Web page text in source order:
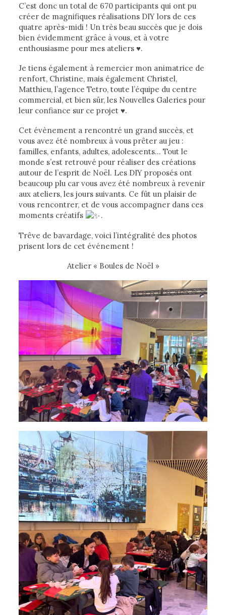
C’est donc un total de 670 participants qui ont pu
créer de magnifiques réalisations DIY lors de ces
quatre après-midi ! Un très beau succès que je dois
bien évidemment grâce à vous, et à votre
enthousiasme pour mes ateliers ♥.
Je tiens également à remercier mon animatrice de
renfort, Christine, mais également Christel,
Matthieu, l’agence Tetro, toute l’équipe du centre
commercial, et bien sûr, les Nouvelles Galeries pour
leur confiance sur ce projet ♥.
Cet évènement a rencontré un grand succès, et
vous avez été nombreux à vous prêter au jeu :
familles, enfants, adultes, adolescents… Tout le
monde s’est retrouvé pour réaliser des créations
autour de l’esprit de Noël. Les DIY proposés ont
beaucoup plu car vous avez été nombreux à revenir
aux ateliers, les jours suivants. Ce fût un plaisir de
vous rencontrer, et de vous accompagner dans ces
moments créatifs
.
Trêve de bavardage, voici l’intégralité des photos
prisent lors de cet événement !
Atelier « Boules de Noël »